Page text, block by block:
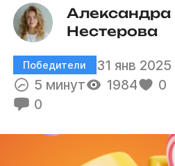
Александра
Нестерова
Победители
31 янв 2025
5 минут
1984
0
0